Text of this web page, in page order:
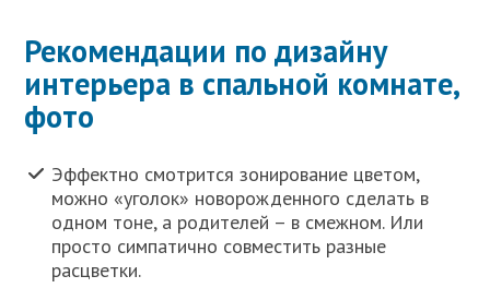
Рекомендации по дизайну
интерьера в спальной комнате,
фото
Эффектно смотрится зонирование цветом,
можно «уголок» новорожденного сделать в
одном тоне, а родителей – в смежном. Или
просто симпатично совместить разные
расцветки.